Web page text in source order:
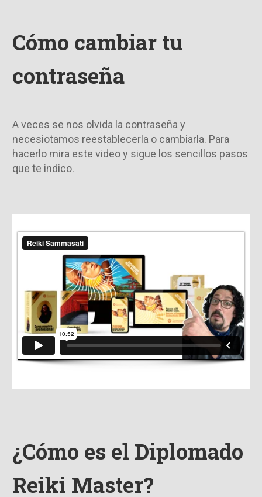
Cómo cambiar tu
contraseña
A veces se nos olvida la contraseña y
necesiotamos reestablecerla o cambiarla. Para
hacerlo mira este video y sigue los sencillos pasos
que te indico.
¿Cómo es el Diplomado
Reiki Master?